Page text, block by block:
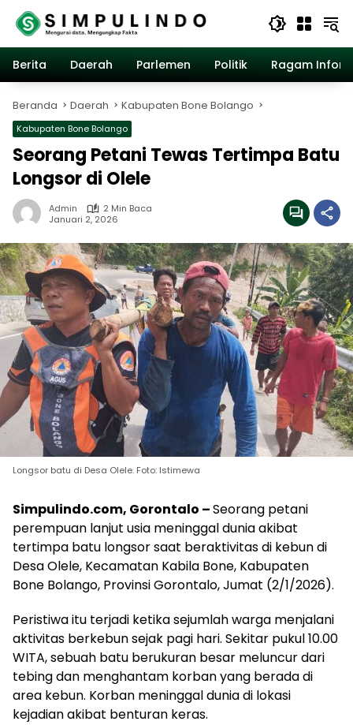
Langsung
konten
Berita
Daerah Parlemen Politik Ragam
Beranda Daerah Kabupaten Bone Bolango
Kabupaten Bone Bolango
Seorang Petani Tewas Tertimpa Batu
Longsor di Olele
Admin
2 Min Baca
Januari 2, 2026
Longsor batu di Desa Olele. Foto: Istimewa
Simpulindo.com, Gorontalo –Seorang petani
perempuan lanjut usia meninggal dunia akibat
tertimpa batu longsor saat beraktivitas di kebun di
Desa Olele, Kecamatan Kabila Bone, Kabupaten
Bone Bolango, Provinsi Gorontalo, Jumat (2/1/2026).
Peristiwa itu terjadi ketika sejumlah warga menjalani
aktivitas berkebun sejak pagi hari. Sekitar pukul 10.00
WITA, sebuah batu berukuran besar meluncur dari
tebing dan menghantam korban yang berada di
area kebun. Korban meninggal dunia di lokasi
kejadian akibat benturan keras.